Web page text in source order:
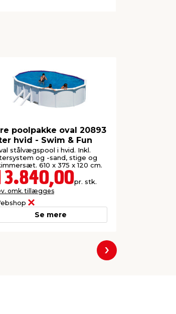
poolpakke oval 20893
hvid - Swim & Fun
stålvægspool i hvid. Inkl.
og -sand, stige og
610 x 375 x 120 cm.
pr. stk.
omk. tillægges
Se mere
Næste